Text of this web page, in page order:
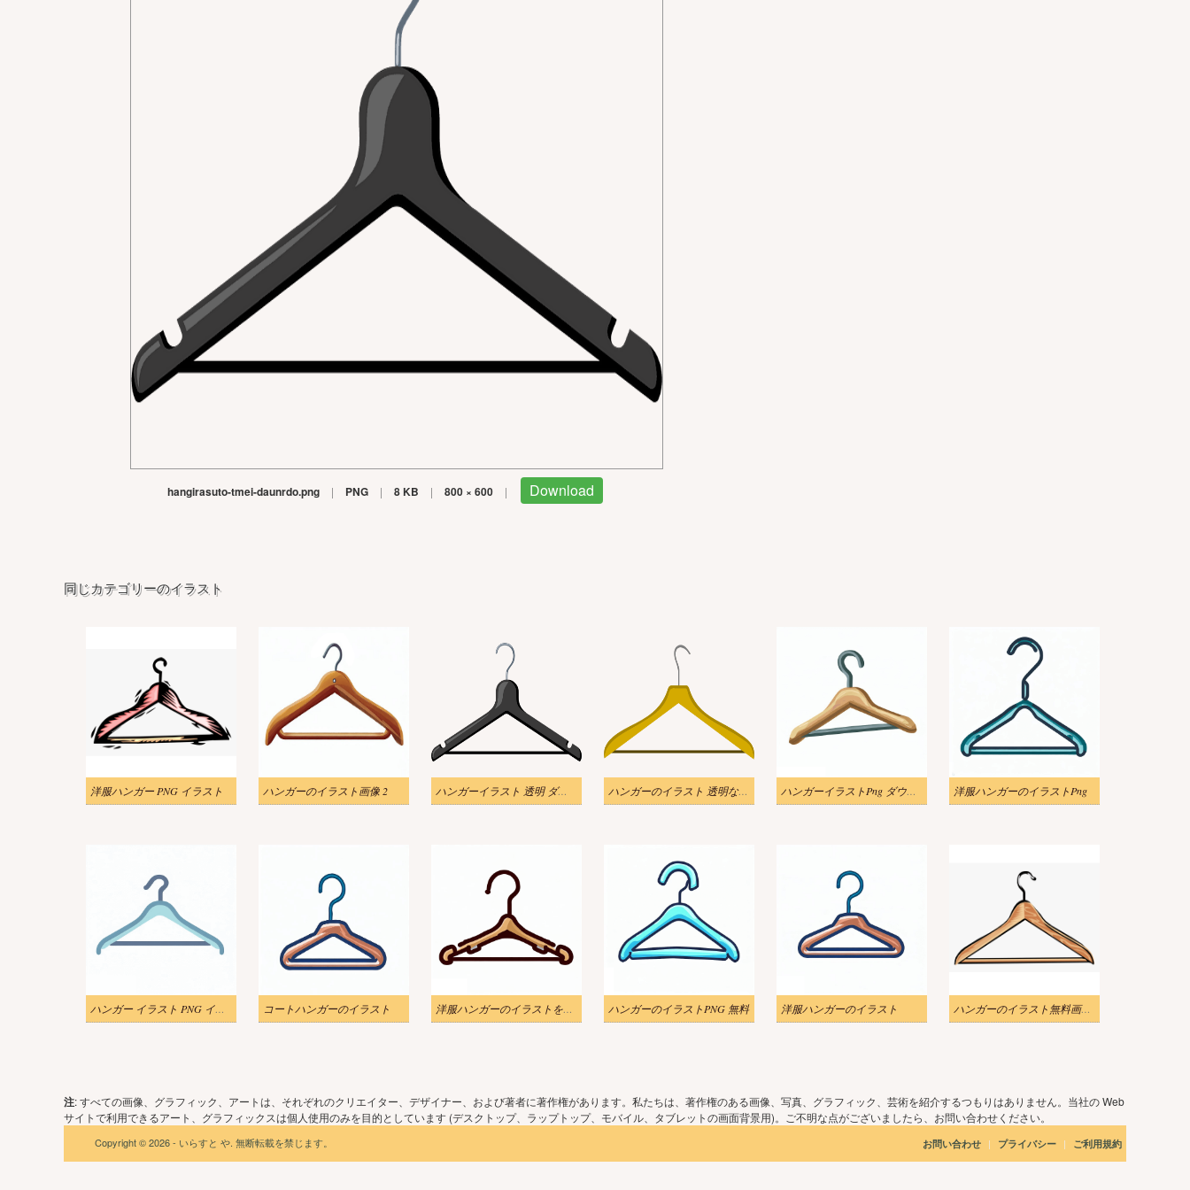
hangirasuto-tmei-daunrdo.png | PNG | 8 KB | 800 × 600 | Download
同じカテゴリーのイラスト
洋服ハンガー PNG イラスト ハンガーのイラスト画像 2 ハンガーイラスト 透明 ダウンロード ハンガーのイラスト 透明な背景 ハンガーイラストPng ダウンロード 洋服ハンガーのイラストPng
ハンガー イラスト PNG イメージ コートハンガーのイラスト 洋服ハンガーのイラストをダウンロード ハンガーのイラストPNG 無料 洋服ハンガーのイラスト ハンガーのイラスト無料画像 2
注: すべての画像、グラフィック、アートは、それぞれのクリエイター、デザイナー、および著者に著作権があります。私たちは、著作権のある画像、写真、グラフィック、芸術を紹介するつもりはありません。当社の Web
サイトで利用できるアート、グラフィックスは個人使用のみを目的としています (デスクトップ、ラップトップ、モバイル、タブレットの画面背景用)。ご不明な点がございましたら、お問い合わせください。
Copyright © 2026 - いらすと や. 無断転載を禁じます。 お問い合わせ | プライバシー | ご利用規約